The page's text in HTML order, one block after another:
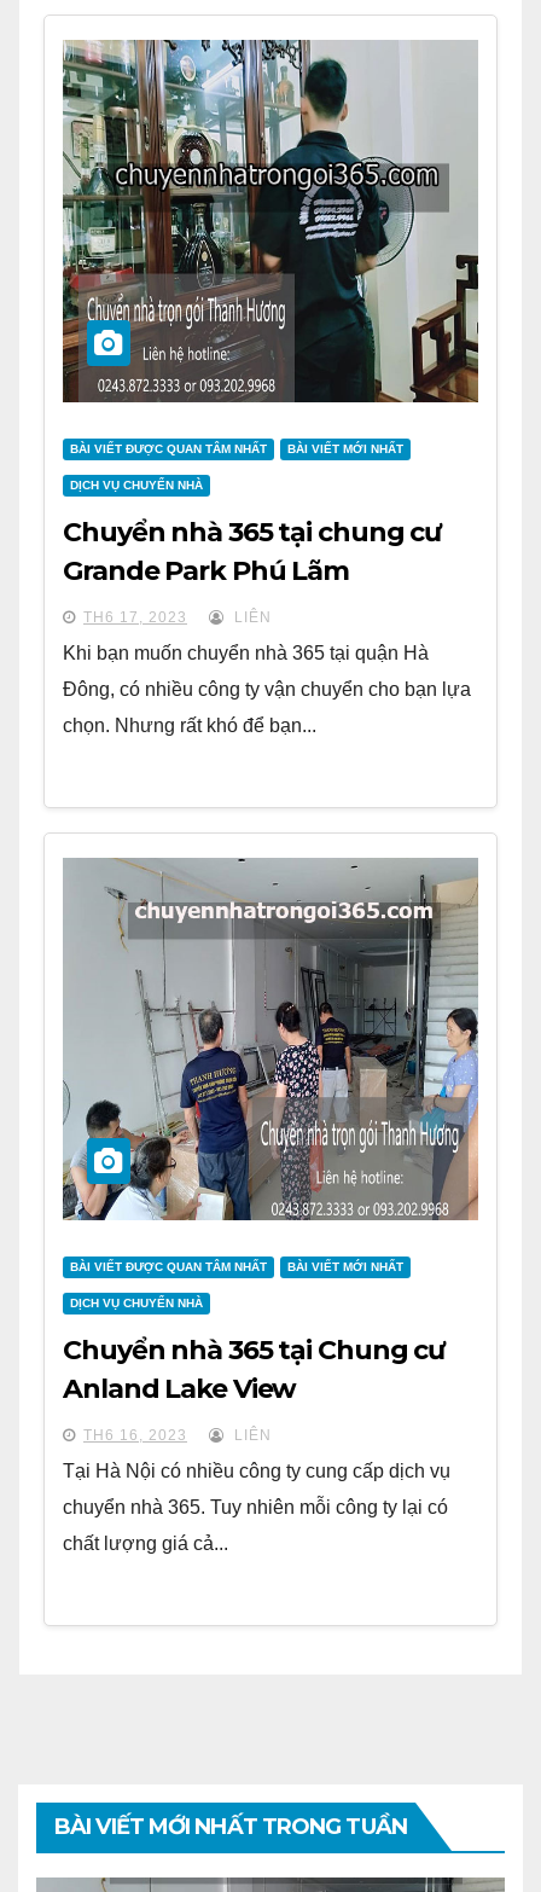
BÀI VIẾT ĐƯỢC QUAN TÂM NHẤT BÀI VIẾT MỚI NHẤT
DỊCH VỤ CHUYỂN NHÀ
Chuyển nhà 365 tại chung cư
Grande Park Phú Lãm
TH6 17, 2023 LIÊN
Khi bạn muốn chuyển nhà 365 tại quận Hà
Đông, có nhiều công ty vận chuyển cho bạn lựa
chọn. Nhưng rất khó để bạn...
BÀI VIẾT ĐƯỢC QUAN TÂM NHẤT BÀI VIẾT MỚI NHẤT
DỊCH VỤ CHUYỂN NHÀ
Chuyển nhà 365 tại Chung cư
Anland Lake View
TH6 16, 2023 LIÊN
Tại Hà Nội có nhiều công ty cung cấp dịch vụ
chuyển nhà 365. Tuy nhiên mỗi công ty lại có
chất lượng giá cả...
BÀI VIẾT MỚI NHẤT TRONG TUẦN